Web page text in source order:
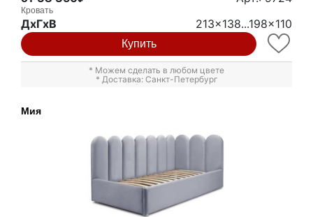
Кровать
ДxГxВ 213x138...198x110
Купить
* Можем сделать в любом цвете
* Доставка: Санкт-Петербург
Мия